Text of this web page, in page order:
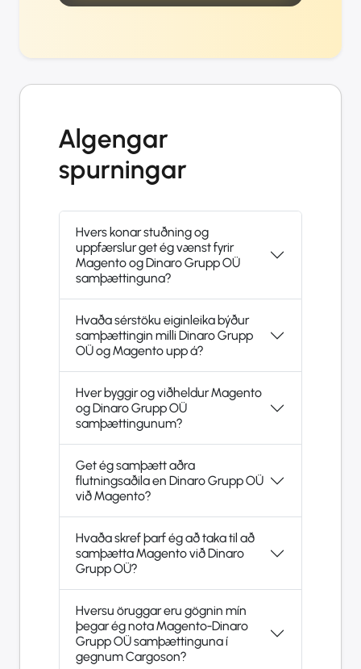
Algengar
spurningar
Hvers konar stuðning og
uppfærslur get ég vænst fyrir
Magento og Dinaro Grupp OÜ
samþættinguna?
Hvaða sérstöku eiginleika býður
samþættingin milli Dinaro Grupp
OÜ og Magento upp á?
Hver byggir og viðheldur Magento
og Dinaro Grupp OÜ
samþættingunum?
Get ég samþætt aðra
flutningsaðila en Dinaro Grupp OÜ
við Magento?
Hvaða skref þarf ég að taka til að
samþætta Magento við Dinaro
Grupp OÜ?
Hversu öruggar eru gögnin mín
þegar ég nota Magento-Dinaro
Grupp OÜ samþættinguna í
gegnum Cargoson?